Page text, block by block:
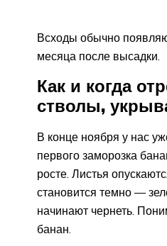
Всходы обычно
месяца после высадки.
Как и когда
стволы,
В конце ноября у нас
первого заморозка
росте. Листья
становится темно —
начинают чернеть.
банан.